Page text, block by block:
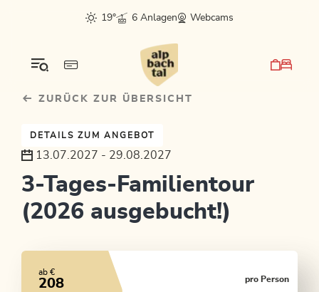
sr.skip-to.main-content
sr.skip-to.table-of-contents
sr.skip-to.main-navigation
19°
6 Anlagen Webcams
ZURÜCK ZUR ÜBERSICHT
DETAILS ZUM ANGEBOT
13.07.2027 - 29.08.2027
3-Tages-Familientour
(2026 ausgebucht!)
ab €
208 pro Person